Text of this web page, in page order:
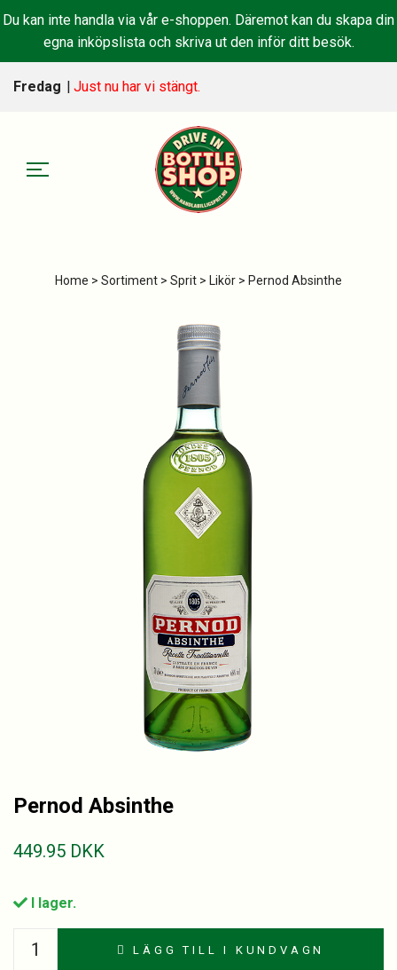
Du kan inte handla via vår e-shoppen. Däremot kan du skapa din
egna inköpslista och skriva ut den inför ditt besök.
Fredag | Just nu har vi stängt.
Home > Sortiment > Sprit > Likör > Pernod Absinthe
Pernod Absinthe
449.95 DKK
I lager.
Pernod
Absinthe
LÄGG TILL I KUNDVAGN